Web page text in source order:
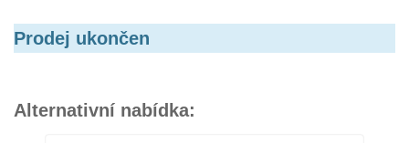
Prodej ukončen
Alternativní nabídka: